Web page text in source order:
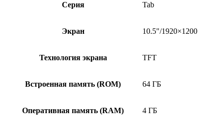
Серия Tab
Экран 10.5"/1920×1200
Технология экрана TFT
Встроенная память (ROM) 64 ГБ
Оперативная память (RAM) 4 ГБ